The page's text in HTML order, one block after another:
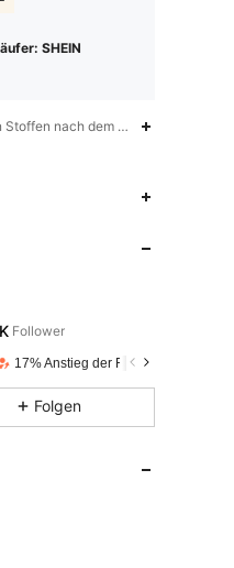
SHEIN
nach dem Waschen zu
17% Anstieg der Follower
Folgen